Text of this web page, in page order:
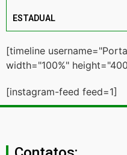
ESTADUAL
[timeline
width="100%"
[instagram-feed feed=1]